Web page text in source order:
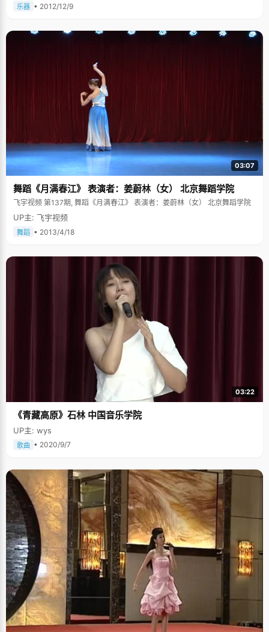
乐器 • 2012/12/9
03:07
舞蹈《月满春江》 表演者：姜蔚林（女） 北京舞蹈学院
飞宇视频 第137期, 舞蹈《月满春江》 表演者：姜蔚林（女） 北京舞蹈学院
UP主: 飞宇视频
舞蹈 • 2013/4/18
03:22
《青藏高原》石林 中国音乐学院
UP主: wys
歌曲 • 2020/9/7